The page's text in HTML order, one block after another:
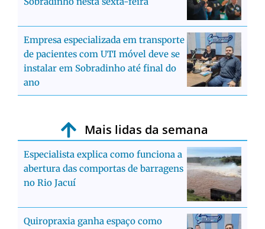
Empresa especializada em transporte
de pacientes com UTI móvel deve se
instalar em Sobradinho até final do
ano
Mais lidas da semana
Especialista explica como funciona a
abertura das comportas de barragens
no Rio Jacuí
Quiropraxia ganha espaço como